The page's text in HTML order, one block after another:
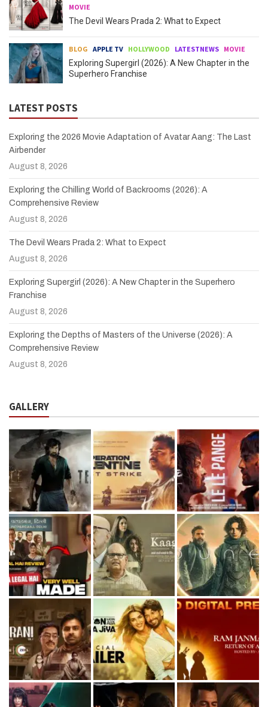
MOVIE
The Devil Wears Prada 2: What to Expect
BLOG APPLE TV HOLLYWOOD LATESTNEWS MOVIE
Exploring Supergirl (2026): A New Chapter in the
Superhero Franchise
LATEST POSTS
Exploring the 2026 Movie Adaptation of Avatar Aang: The Last
Airbender
August 8, 2026
Exploring the Chilling World of Backrooms (2026): A
Comprehensive Review
August 8, 2026
The Devil Wears Prada 2: What to Expect
August 8, 2026
Exploring Supergirl (2026): A New Chapter in the Superhero
Franchise
August 8, 2026
Exploring the Depths of Masters of the Universe (2026): A
Comprehensive Review
August 8, 2026
GALLERY